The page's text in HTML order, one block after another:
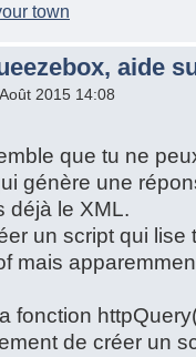
town
aide
2015 14:08
que tu ne
génère une
déjà le XML.
un script qui lise
mais
fonction
de créer un